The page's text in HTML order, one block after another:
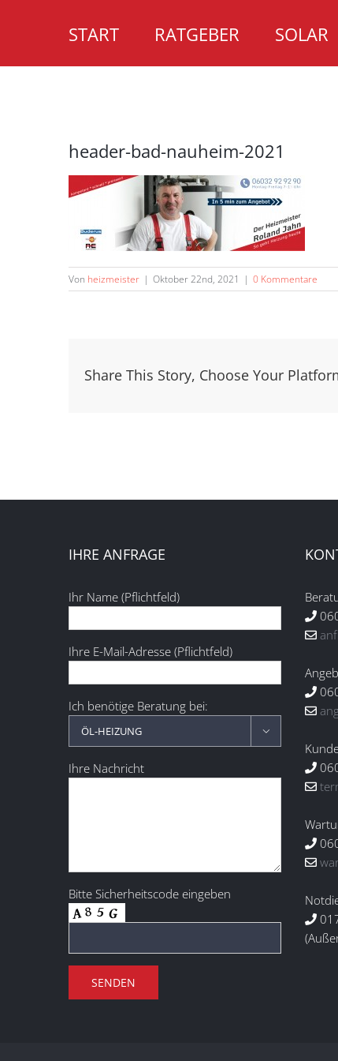
START RATGEBER SOLAR
header-bad-nauheim-2021
Von heizmeister | Oktober 22nd, 2021 | 0 Kommentare
Share This Story, Choose Your
IHRE ANFRAGE
Ihr Name (Pflichtfeld)
Ihre E-Mail-Adresse (Pflichtfeld)
Ich benötige Beratung bei:

Ihre Nachricht
Bitte Sicherheitscode eingeben